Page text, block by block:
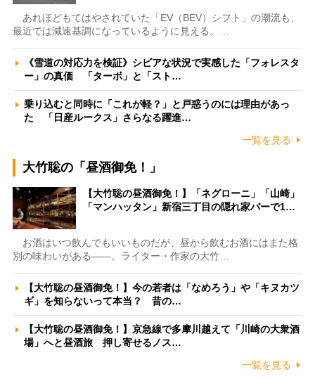
あれほどもてはやされていた「EV（BEV）シフト」の潮流も、
最近では減速基調になっているように見える。…
《雪道の対応力を検証》シビアな状況で実感した「フォレスタ
ー」の真価 「ターボ」と「スト…
乗り込むと同時に「これが軽？」と戸惑うのには理由があっ
た 「日産ルークス」さらなる躍進…
一覧を見る
大竹聡の「昼酒御免！」
【大竹聡の昼酒御免！】「ネグローニ」「山崎」
「マンハッタン」新宿三丁目の隠れ家バーで1…
お酒はいつ飲んでもいいものだが、昼から飲むお酒にはまた格
別の味わいがある――。ライター・作家の大竹…
【大竹聡の昼酒御免！】今の若者は「なめろう」や「キヌカツ
ギ」を知らないって本当？ 昔の…
【大竹聡の昼酒御免！】京急線で多摩川越えて「川崎の大衆酒
場」へと昼酒旅 押し寄せるノス…
一覧を見る